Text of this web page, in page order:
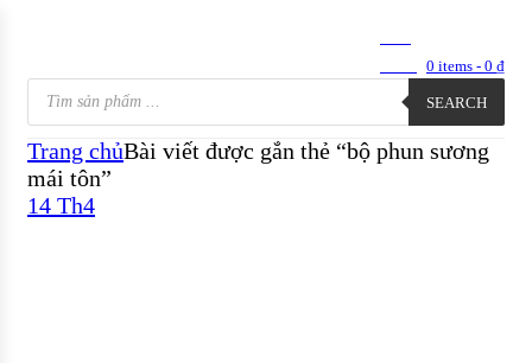
SEARCH
0 items - 0 ₫
Trang chủBài viết được gắn thẻ “bộ phun sương
mái tôn”
14 Th4